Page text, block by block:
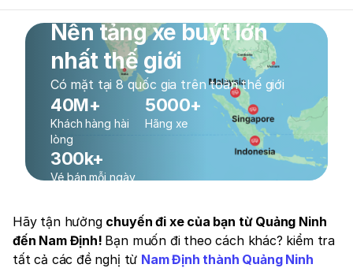
Nền tảng xe buýt lớn
nhất thế giới
Có mặt tại 8 quốc gia trên toàn thế giới
40M+
Khách hàng hài
lòng
5000+
Hãng xe
300k+
Vé bán mỗi ngày
Hãy tận hưởng chuyến đi xe của bạn từ Quảng Ninh
đến Nam Định! Bạn muốn đi theo cách khác? kiểm tra
tất cả các đề nghị từ Nam Định thành Quảng Ninh